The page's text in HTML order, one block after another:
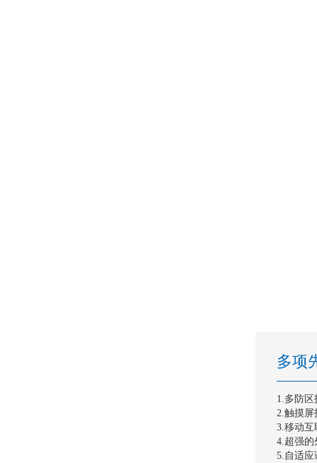
多项
1.多防
2.触摸
3.移动互
4.超强的
5.自适应